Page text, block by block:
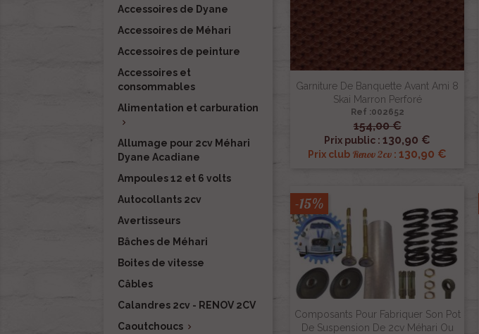
Accessoires de Dyane
Accessoires de Méhari
Accessoires de peinture
Accessoires et
consommables
Alimentation et carburation

Allumage pour 2cv Méhari
Dyane Acadiane
Ampoules 12 et 6 volts
Autocollants 2cv
Avertisseurs
Bâches de Méhari
Boites de vitesse
Câbles
Calandres 2cv - RENOV 2CV
Caoutchoucs 
Garniture De Banquette Avant Ami 8
Skai Marron Perforé
Ref :002652
154,00 €
Prix public :130,90 €
Prix club Renov 2cv :130,90 €
 Aperçu rapide
Composants Pour Fabriquer Son Pot
De Suspension De 2cv Méhari Ou
-15%